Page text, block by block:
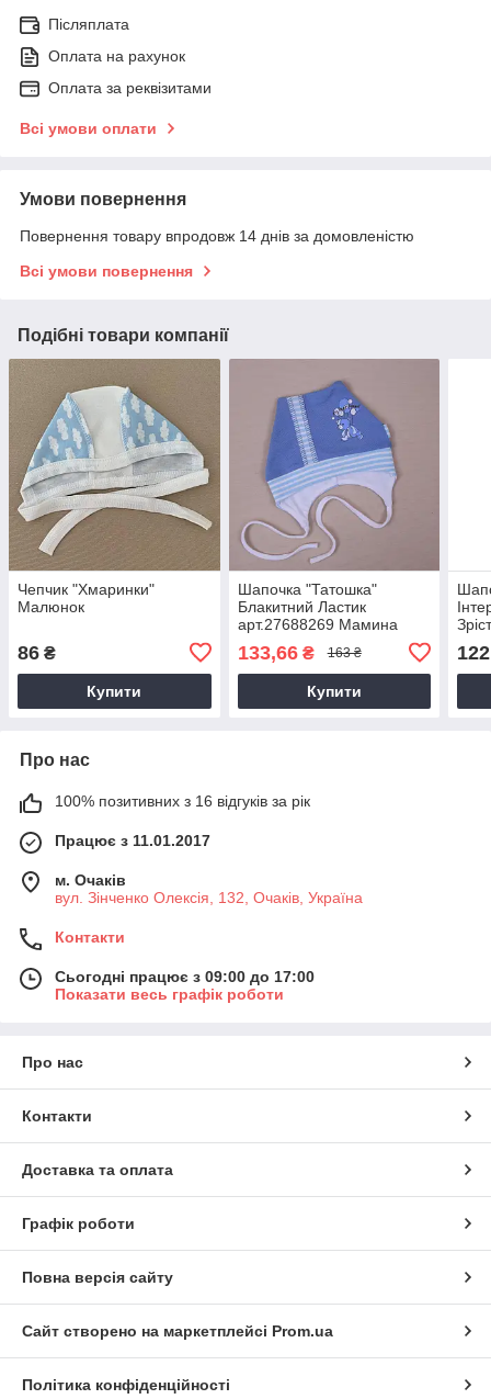
Післяплата
Оплата на рахунок
Оплата за реквізитами
Всі умови оплати
Умови повернення
Повернення товару впродовж 14 днів за домовленістю
Всі умови повернення
Подібні товари компанії
Чепчик "Хмаринки"
Малюнок
86 ₴
Купити
Шапочка "Татошка"
Блакитний Ластик
арт.27688269 Мамина
133,66₴ 163 ₴
Купити
122
Про нас
100% позитивних з 16 відгуків за рік
Працює з 11.01.2017
м. Очаків
вул. Зінченко Олексія, 132, Очаків, Україна
Контакти
Сьогодні працює з 09:00 до 17:00
Показати весь графік роботи
Про нас
Контакти
Доставка та оплата
Графік роботи
Повна версія сайту
Сайт створено на маркетплейсі Prom.ua
Політика конфіденційності